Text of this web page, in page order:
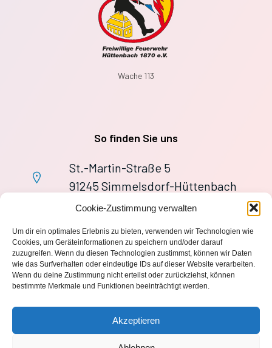
Cookie-Zustimmung verwalten
Um dir ein optimales Erlebnis zu bieten, verwenden wir Technologien wie
Cookies, um Geräteinformationen zu speichern und/oder darauf
zuzugreifen. Wenn du diesen Technologien zustimmst, können wir Daten
wie das Surfverhalten oder eindeutige IDs auf dieser Website verarbeiten.
Wenn du deine Zustimmung nicht erteilst oder zurückziehst, können
bestimmte Merkmale und Funktionen beeinträchtigt werden.
Akzeptieren
Wache 113
So finden Sie uns
St.-Martin-Straße 5
91245 Simmelsdorf-Hüttenbach
+49 9155 9279727
wache113@ff-huettenbach.de